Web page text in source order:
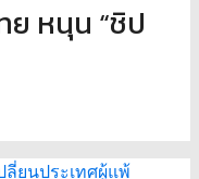
ย หนุน “ชิป